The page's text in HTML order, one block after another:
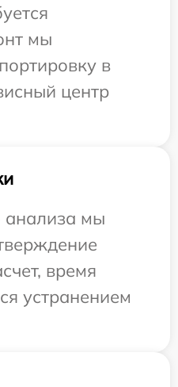
мы
в
центр
анализа мы
время
устранением